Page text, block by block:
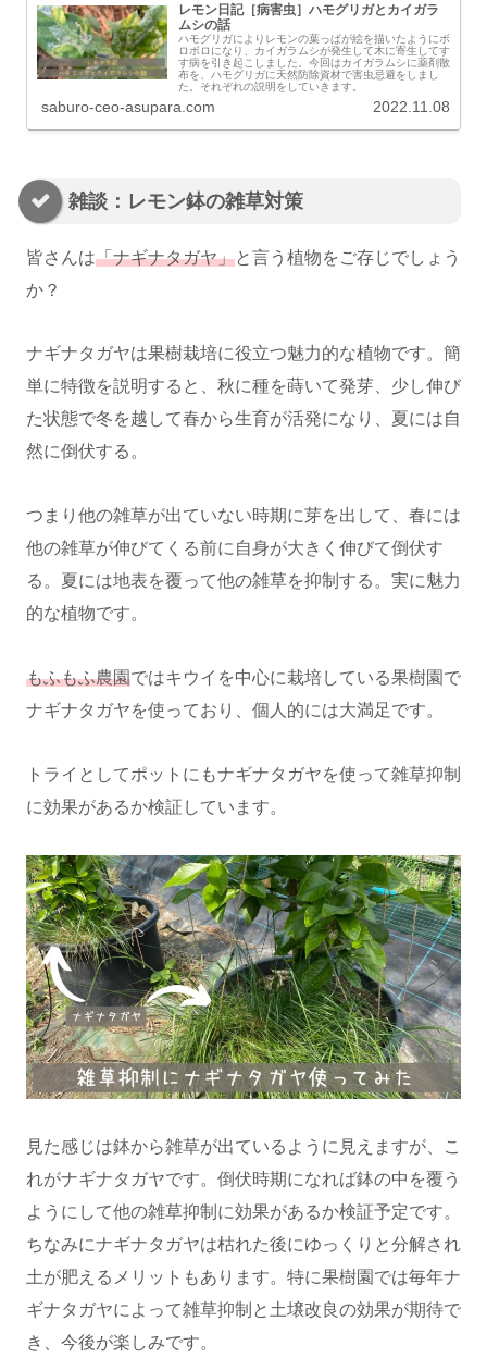
レモン日記［病害虫］ハモグリガとカイガラ
ムシの話
ハモグリガによりレモンの葉っぱが絵を描いたようにボ
ロボロになり、カイガラムシが発生して木に寄生してす
す病を引き起こしました。今回はカイガラムシに薬剤散
布を、ハモグリガに天然防除資材で害虫忌避をしまし
た。それぞれの説明をしていきます。
saburo-ceo-asupara.com 2022.11.08
雑談：レモン鉢の雑草対策
皆さんは「ナギナタガヤ」と言う植物をご存じでしょう
か？
ナギナタガヤは果樹栽培に役立つ魅力的な植物です。簡
単に特徴を説明すると、秋に種を蒔いて発芽、少し伸び
た状態で冬を越して春から生育が活発になり、夏には自
然に倒伏する。
つまり他の雑草が出ていない時期に芽を出して、春には
他の雑草が伸びてくる前に自身が大きく伸びて倒伏す
る。夏には地表を覆って他の雑草を抑制する。実に魅力
的な植物です。
もふもふ農園ではキウイを中心に栽培している果樹園で
ナギナタガヤを使っており、個人的には大満足です。
トライとしてポットにもナギナタガヤを使って雑草抑制
に効果があるか検証しています。
見た感じは鉢から雑草が出ているように見えますが、こ
れがナギナタガヤです。倒伏時期になれば鉢の中を覆う
ようにして他の雑草抑制に効果があるか検証予定です。
ちなみにナギナタガヤは枯れた後にゆっくりと分解され
土が肥えるメリットもあります。特に果樹園では毎年ナ
ギナタガヤによって雑草抑制と土壌改良の効果が期待で
き、今後が楽しみです。